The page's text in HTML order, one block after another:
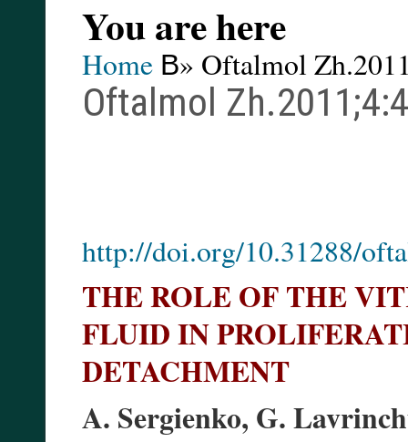
You are here
Home В» Oftalmol
Oftalmol
http://doi.org/10.31288/
THE ROLE OF THE
FLUID IN
DETACHMENT
A. Sergienko, G.